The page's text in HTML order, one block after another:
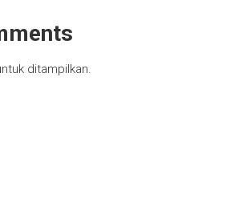
ditampilkan.